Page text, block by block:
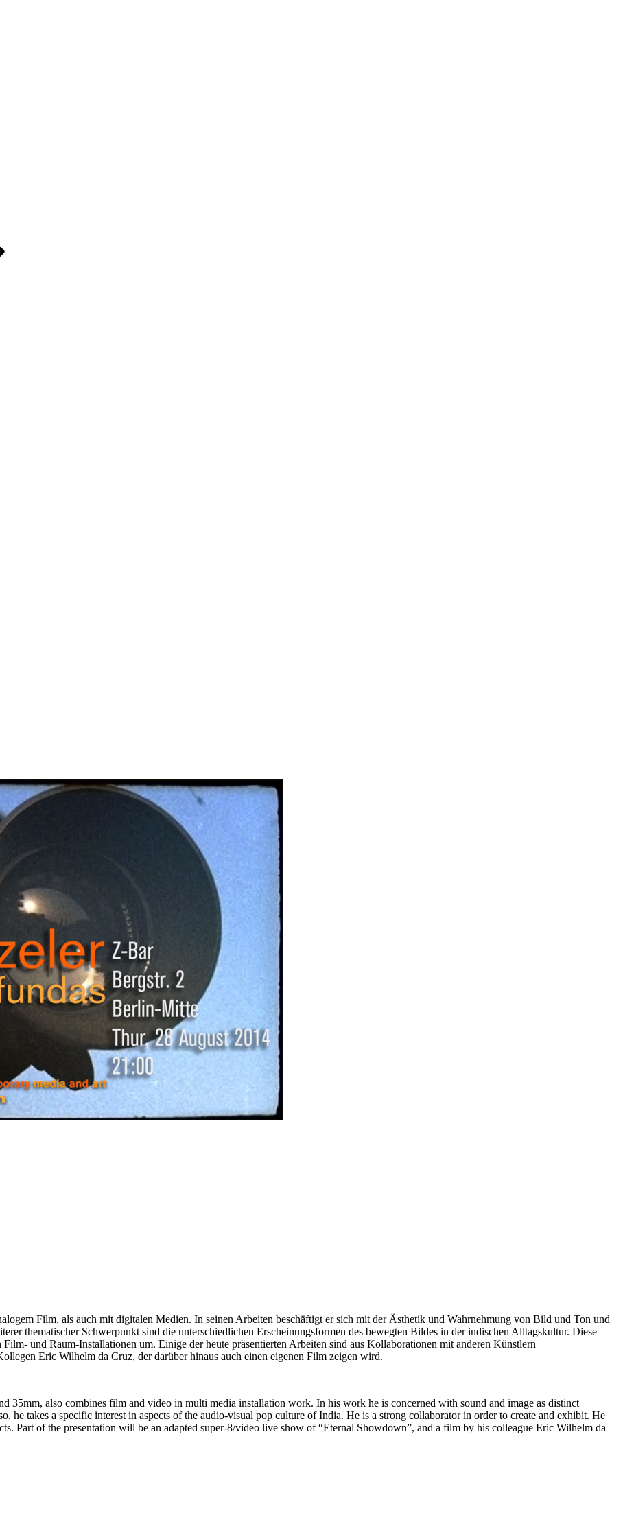
Film, als auch mit digitalen Medien. In seinen Arbeiten beschäftigt er sich mit der Ästhetik und Wahrnehmung von Bild und Ton und
thematischer Schwerpunkt sind die unterschiedlichen Erscheinungsformen des bewegten Bildes in der indischen Alltagskultur. Diese
und Raum-Installationen um. Einige der heute präsentierten Arbeiten sind aus Kollaborationen mit anderen Künstlern
Eric Wilhelm da Cruz, der darüber hinaus auch einen eigenen Film zeigen wird.
35mm, also combines film and video in multi media installation work. In his work he is concerned with sound and image as distinct
he takes a specific interest in aspects of the audio-visual pop culture of India. He is a strong collaborator in order to create and exhibit. He
Part of the presentation will be an adapted super-8/video live show of “Eternal Showdown”, and a film by his colleague Eric Wilhelm da